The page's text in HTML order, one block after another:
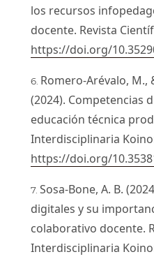
los recursos
docente. Revista
https://doi.org/
Romero-Arévalo, M.,
(2024). Competencias
educación técnica
Interdisciplinaria
https://doi.org/
Sosa-Bone, A. B.
digitales y su
colaborativo docente.
Interdisciplinaria